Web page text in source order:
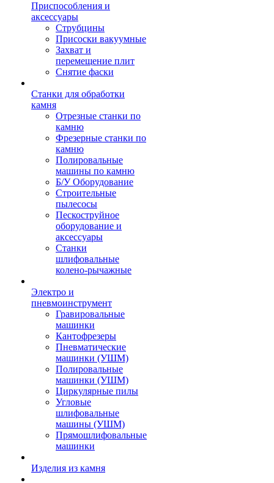
Приспособления и
аксессуары
Струбцины
Присоски вакуумные
Захват и
перемещение плит
Снятие фаски
Станки для обработки
камня
Отрезные станки по
камню
Фрезерные станки по
камню
Полировальные
машины по камню
Б/У Оборудование
Строительные
пылесосы
Пескоструйное
оборудование и
аксессуары
Станки
шлифовальные
колено-рычажные
Электро и
пневмоинструмент
Гравировальные
машинки
Кантофрезеры
Пневматические
машинки (УШМ)
Полировальные
машинки (УШМ)
Циркулярные пилы
Угловые
шлифовальные
машины (УШМ)
Прямошлифовальные
машинки
Изделия из камня